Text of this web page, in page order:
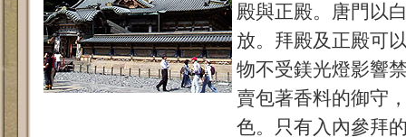
殿與正殿。唐門以
放。拜殿及正殿可
物不受鎂光燈影響
賣包著香料的御守
色。只有入內參拜